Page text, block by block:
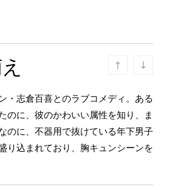
・志倉百喜とのラブコメディ。ある
のに、彼のかわいい属性を知り、ま
のに、不器用で抜けている年下男子
り込まれており、胸キュンシーンを